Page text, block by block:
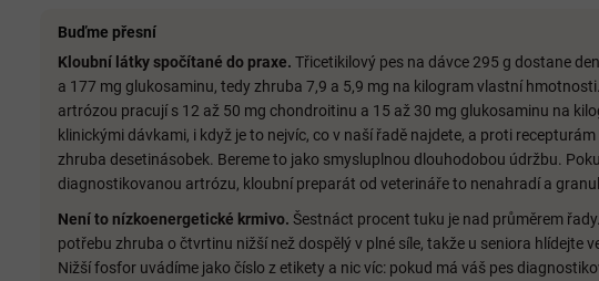
Buďme přesní
Kloubní látky spočítané do praxe. Třicetikilový pes na dávce 295 g dostane
a 177 mg glukosaminu, tedy zhruba 7,9 a 5,9 mg na kilogram vlastní
artrózou pracují s 12 až 50 mg chondroitinu a 15 až 30 mg glukosaminu na
klinickými dávkami, i když je to nejvíc, co v naší řadě najdete, a proti
zhruba desetinásobek. Bereme to jako smysluplnou dlouhodobou údržbu.
diagnostikovanou artrózu, kloubní preparát od veterináře to nenahradí a
Není to nízkoenergetické krmivo. Šestnáct procent tuku je nad průměrem
potřebu zhruba o čtvrtinu nižší než dospělý v plné síle, takže u seniora hlídejte
Nižší fosfor uvádíme jako číslo z etikety a nic víc: pokud má váš pes